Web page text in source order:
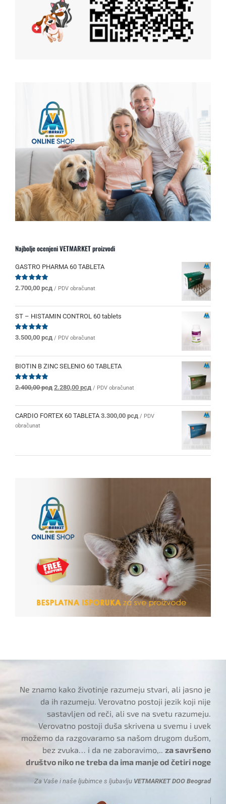
Najbolje ocenjeni VETMARKET proizvodi
GASTRO PHARMA 60 TABLETA
Ocenjeno
od 5
2.700,00 рсд / PDV obračunat
ST – HISTAMIN CONTROL 60 tablets
Ocenjeno
od 5
3.500,00 рсд / PDV obračunat
BIOTIN B ZINC SELENIO 60 TABLETA
Ocenjeno
od 5
2.400,00рсд Originalna
je
bila:
2.280,00 рсд Trenutna
je:
2.280,00 рсд.
/ PDV obračunat
CARDIO FORTEX 60 TABLETA 3.300,00 рсд / PDV
obračunat
Ne znamo kako životinje razumeju stvari, ali jasno je
da ih razumeju. Verovatno postoji jezik koji nije
sastavljen od reči, ali sve na svetu razumeju.
Verovatno postoji duša skrivena u svemu i uvek
možemo da razgovaramo sa našom drugom dušom,
bez zvuka… i da ne zaboravimo,..za savršeno
društvo niko ne treba da ima manje od četiri noge
Za Vaše i naše ljubimce s ljubavlju VETMARKET DOO Beograd